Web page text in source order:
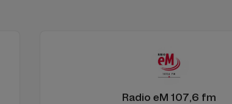
być zewnętrzna treść
Radio eM 107,6 fm